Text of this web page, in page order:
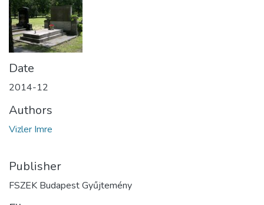
Date
2014-12
Authors
Vizler Imre
Publisher
FSZEK Budapest Gyűjtemény